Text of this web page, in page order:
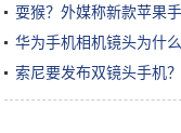
耍猴？外媒称新款苹果
华为手机相机镜头为什
索尼要发布双镜头手机？